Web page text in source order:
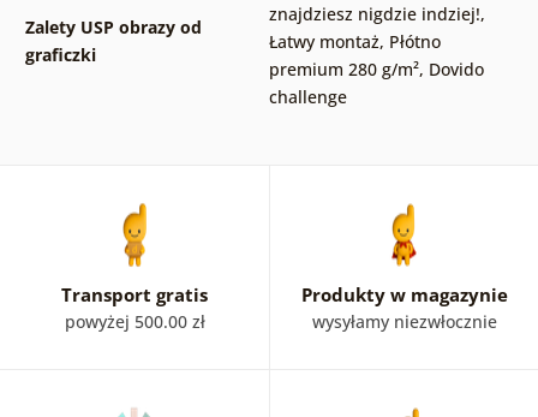
Zalety USP obrazy od
graficzki
znajdziesz nigdzie indziej!,
Łatwy montaż, Płótno
premium 280 g/m², Dovido
challenge
Transport gratis
powyżej 500.00 zł
Produkty w magazynie
wysyłamy niezwłocznie